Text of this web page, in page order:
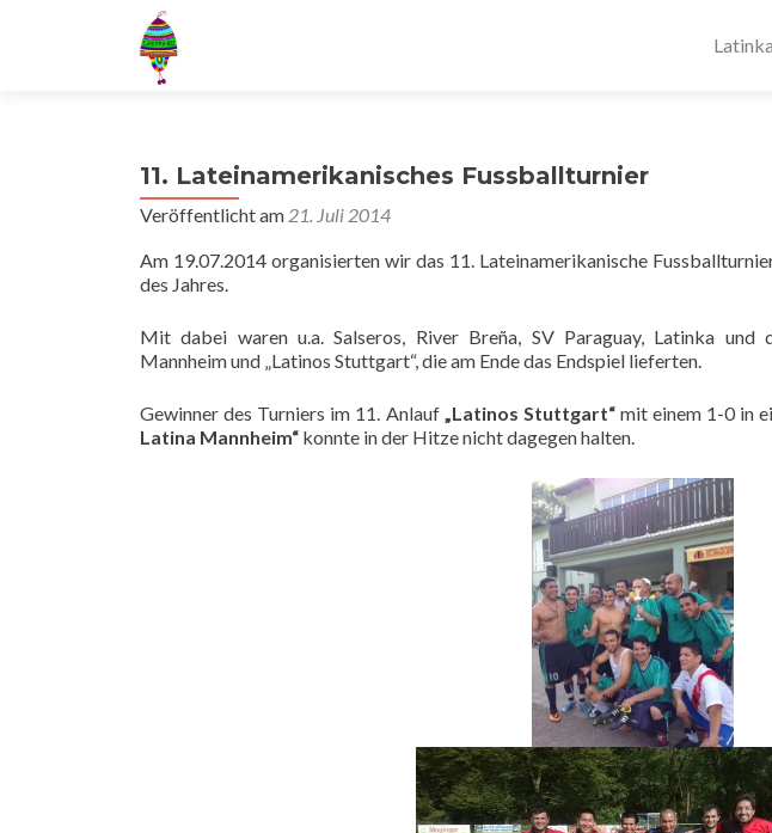
11. Lateinamerikanisches Fussballturnier
Veröffentlicht am 21. Juli 2014
Am 19.07.2014 organisierten wir das 11. Lateinamerikanische
des Jahres.
Mit dabei waren u.a. Salseros, River Breña, SV Paraguay, Latinka und
Mannheim und „Latinos Stuttgart“, die am Ende das Endspiel lieferten.
Gewinner des Turniers im 11. Anlauf „Latinos Stuttgart“mit einem 1-0 in
Latina Mannheim“ konnte in der Hitze nicht dagegen halten.